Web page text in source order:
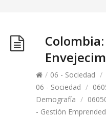
/ 06 - Sociedad /
06 - Sociedad /
Demografía /
- Gestión